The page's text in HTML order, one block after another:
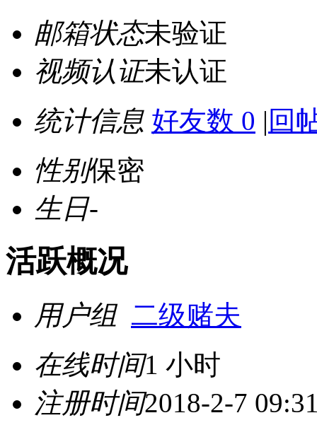
邮箱状态未验证
视频认证未认证
统计信息 好友数 0 | 回
性别保密
生日-
活跃概况
用户组 二级赌夫
在线时间1 小时
注册时间2018-2-7